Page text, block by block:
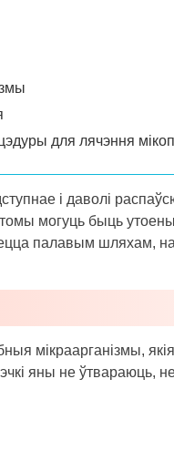
для лячэння
і даволі
могуць быць
палавым шляхам,
мікраарганізмы,
яны не ўтвараюць,